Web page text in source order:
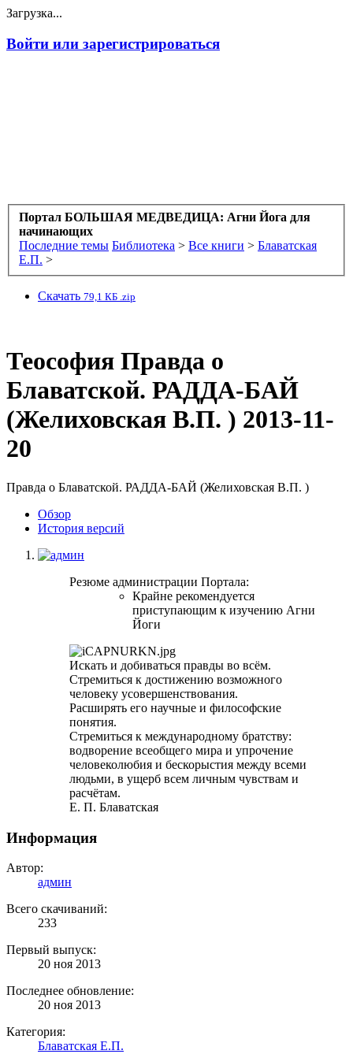
Загрузка...
Войти или зарегистрироваться
Портал БОЛЬШАЯ МЕДВЕДИЦА: Агни Йога для
начинающих
Последние темы Библиотека > Все книги > Блаватская
Е.П. >
Скачать 79,1 КБ .zip
Теософия Правда о
Блаватской. РАДДА-БАЙ
(Желиховская В.П. ) 2013-11-
20
Правда о Блаватской. РАДДА-БАЙ (Желиховская В.П. )
Обзoр
История версий
Резюме администрации Портала:
Крайне рекомендуется
приступающим к изучению Агни
Йоги
Искать и добиваться правды во всём.
Стремиться к достижению возможного
человеку усовершенствования.
Расширять его научные и философские
понятия.
Стремиться к международному братству:
водворение всеобщего мира и упрочение
человеколюбия и бескорыстия между всеми
людьми, в ущерб всем личным чувствам и
расчётам.
Е. П. Блаватская
Информация
Автор:
админ
Всего скачиваний:
233
Первый выпуск:
20 ноя 2013
Последнее обновление:
20 ноя 2013
Категория:
Блаватская Е.П.